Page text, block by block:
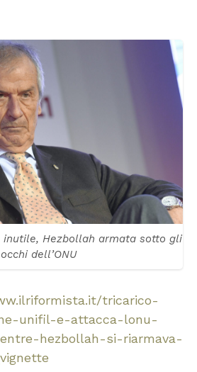
inutile, Hezbollah armata sotto gli
occhi dell’ONU
tricarico-
unifil-e-attacca-lonu-
hezbollah-si-riarmava-